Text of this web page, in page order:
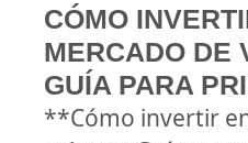
CÓMO
MERCADO DE
GUÍA PARA
**Cómo invertir